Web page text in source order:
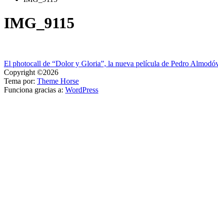
IMG_9115
Navegación
de
entradas
El photocall de “Dolor y Gloria”, la nueva película de Pedro
Copyright ©2026
Tema por: Theme Horse
Funciona gracias a: WordPress